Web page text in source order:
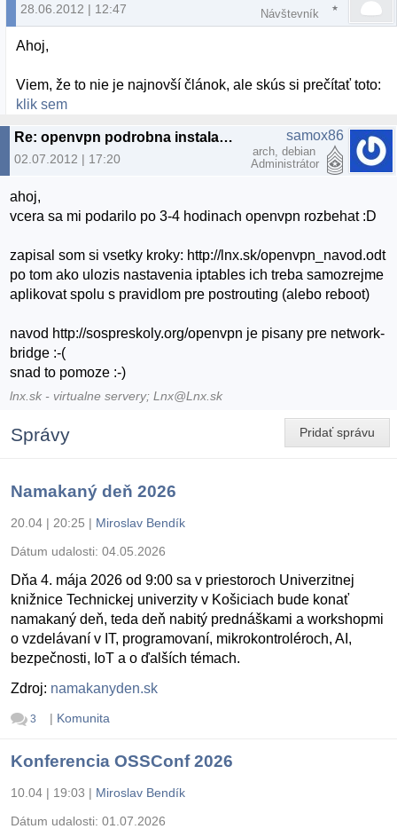
28.06.2012 | 12:47 Návštevník
Ahoj,
Viem, že to nie je najnovší článok, ale skús si prečítať toto:
klik sem
Re: openvpn podrobna instalacia
02.07.2012 | 17:20
samox86
arch, debian
Administrátor
ahoj,
vcera sa mi podarilo po 3-4 hodinach openvpn rozbehat :D
zapisal som si vsetky kroky: http://lnx.sk/openvpn_navod.odt
po tom ako ulozis nastavenia iptables ich treba samozrejme
aplikovat spolu s pravidlom pre postrouting (alebo reboot)
navod http://sospreskoly.org/openvpn je pisany pre network-
bridge :-(
snad to pomoze :-)
lnx.sk - virtualne servery; Lnx@Lnx.sk
Pridať správu
Správy
Namakaný deň 2026
20.04 | 20:25 | Miroslav Bendík
Dátum udalosti: 04.05.2026
Dňa 4. mája 2026 od 9:00 sa v priestoroch Univerzitnej
knižnice Technickej univerzity v Košiciach bude konať
namakaný deň, teda deň nabitý prednáškami a workshopmi
o vzdelávaní v IT, programovaní, mikrokontroléroch, AI,
bezpečnosti, IoT a o ďalších témach.
Zdroj: namakanyden.sk
3 | Komunita
Konferencia OSSConf 2026
10.04 | 19:03 | Miroslav Bendík
Dátum udalosti: 01.07.2026